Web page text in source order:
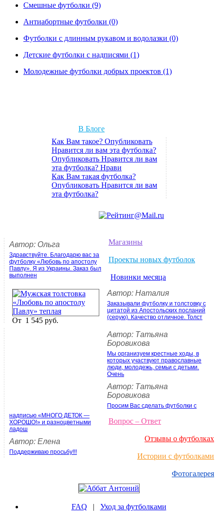
Смешные футболки (9)
Антиабортные футболки (0)
Футболки с длинным рукавом и водолазки (0)
Детские футболки с надписями (1)
Молодежные футболки добрых проектов (1)
В Блоге
Как Вам такое? Опубликовать
Нравится ли вам эта футболка?
Опубликовать Нравится ли вам
эта футболка? Нрави
Как Вам такая футболка?
Опубликовать Нравится ли вам
эта футболка?
Магазины
Проекты новых футболок
Новинки месяца
От 1 545 руб.
Вопрос – Ответ
Отзывы о футболках
Автор: Ольга
Здравствуйте. Благодарю вас за
футболку «Любовь по апостолу
Павлу». Я из Украины. Заказ был
выполнен
Автор: Наталия
Заказывали футболку и толстовку с
цитатой из Апостольских посланий
(серую). Качество отличное. Толст
Истории с футболками
Автор: Татьяна
Боровикова
Мы организуем крестные ходы, в
которых участвуют православные
люди, молодежь, семьи с детьми.
Очень
Автор: Татьяна
Боровикова
Просим Вас сделать футболки с
надписью «МНОГО ДЕТОК —
ХОРОШО!» и разноцветными
ладош
Автор: Елена
Поддерживаю просьбу!!!
Фотогалерея
FAQ | Уход за футболками